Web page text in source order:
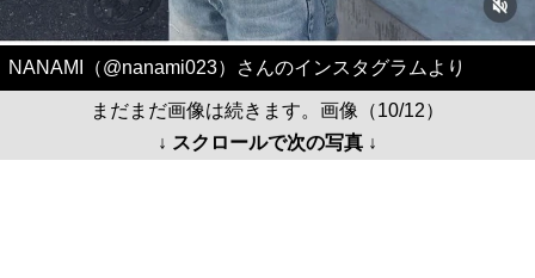
NANAMI（@nanami023）さんのインスタグラムより
まだまだ画像は続きます。画像（10/12）
↓ スクロールで次の写真 ↓